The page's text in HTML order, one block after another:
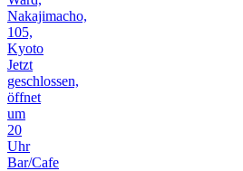
Nakajimacho,
105,
Kyoto
Jetzt
geschlossen,
öffnet
um
20
Uhr
Bar/Cafe